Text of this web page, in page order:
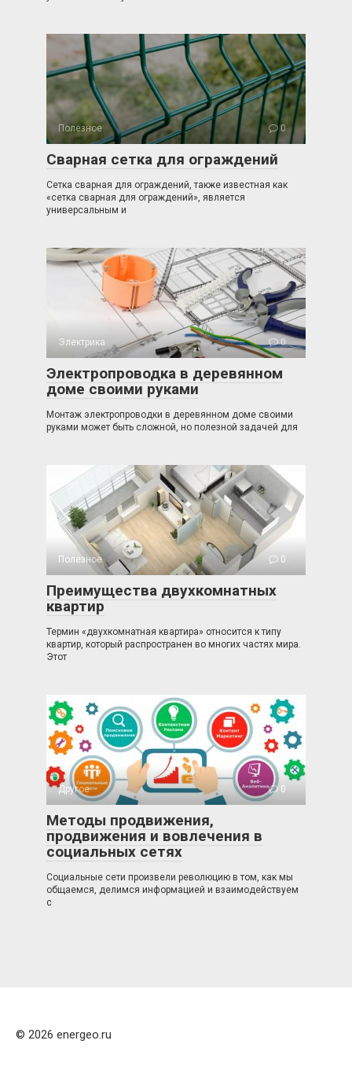
Полезное 0
Сварная сетка для ограждений
Сетка сварная для ограждений, также известная как
«сетка сварная для ограждений», является
универсальным и
Электрика 0
Электропроводка в деревянном
доме своими руками
Монтаж электропроводки в деревянном доме своими
руками может быть сложной, но полезной задачей для
Полезное 0
Преимущества двухкомнатных
квартир
Термин «двухкомнатная квартира» относится к типу
квартир, который распространен во многих частях мира.
Этот
Другое 0
Методы продвижения,
продвижения и вовлечения в
социальных сетях
Социальные сети произвели революцию в том, как мы
общаемся, делимся информацией и взаимодействуем
с
© 2026 energeo.ru